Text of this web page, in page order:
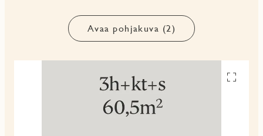
Avaa pohjakuva (2)
Avaa